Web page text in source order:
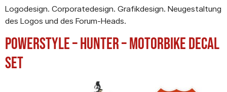
Logodesign. Corporatedesign. Grafikdesign. Neugestaltung
des Logos und des Forum-Heads.
Powerstyle – Hunter – motorbike decal
set